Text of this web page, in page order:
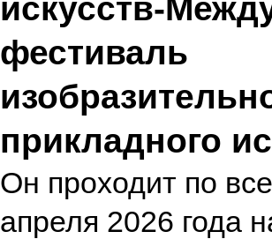
искусств-
фестиваль
прикладного
Он проходит по
апреля 2026 года